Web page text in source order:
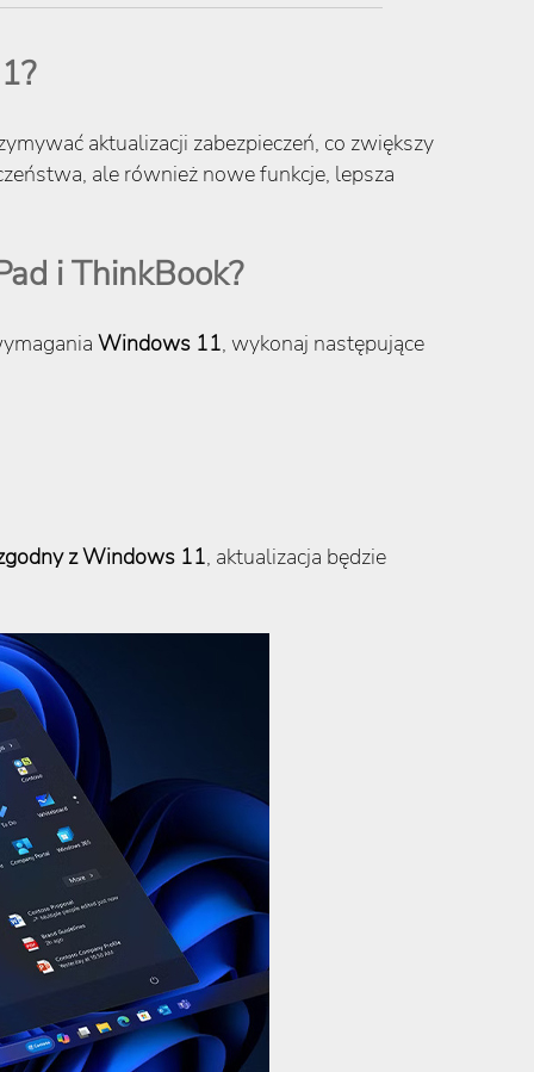
aktualizacji zabezpieczeń, co zwiększy
ale również nowe funkcje, lepsza
i ThinkBook?
Windows 11, wykonaj następujące
z Windows 11, aktualizacja będzie